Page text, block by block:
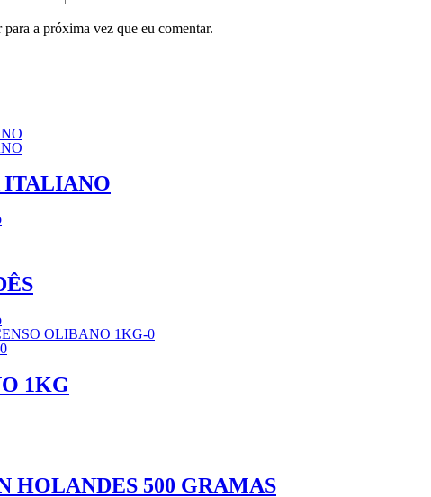
a próxima vez que eu comentar.
ITALIANO
1KG
HOLANDES 500 GRAMAS